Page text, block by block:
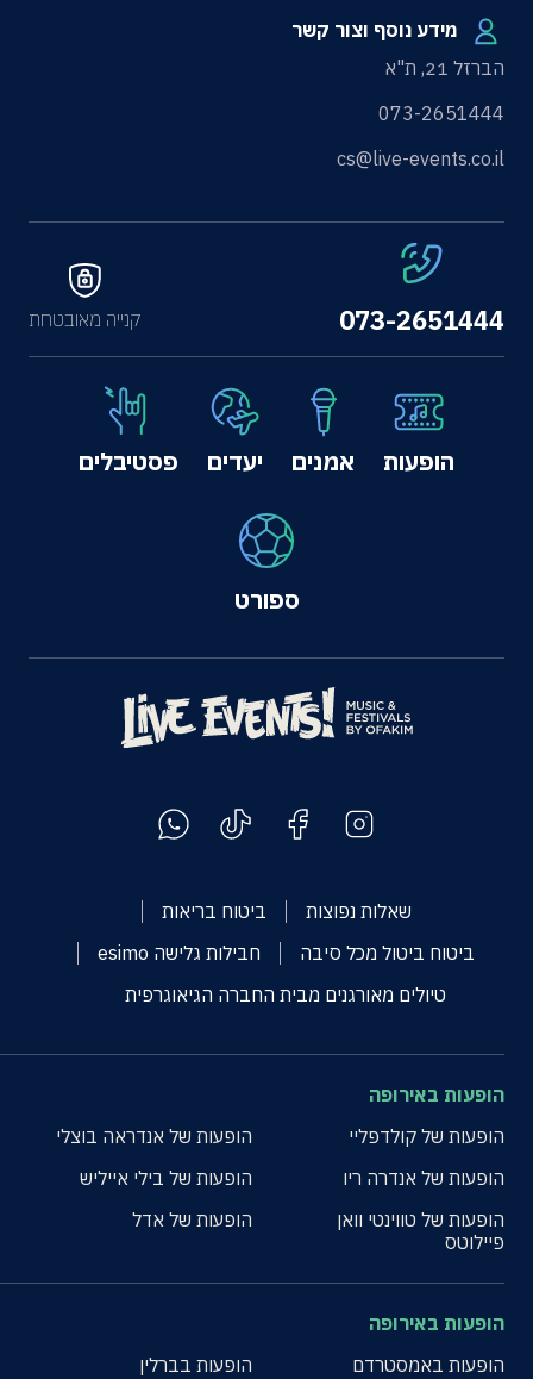
מידע נוסף וצור קשר
הברזל 21, ת"א
073-2651444
cs@live-events.co.il
073-2651444
הופעות אמנים יעדים פסטיבלים
ספורט
קנייה מאובטחת
שאלות נפוצות
ביטוח בריאות
ביטוח ביטול מכל סיבה
חבילות גלישה esimo
טיולים מאורגנים מבית החברה הגיאוגרפית
הופעות באירופה
הופעות של קולדפליי
הופעות של אנדראה בוצלי
הופעות של אנדרה ריו
הופעות של בילי אייליש
הופעות של טווינטי וואן
פיילוטס
הופעות של אדל
הופעות באירופה
הופעות באמסטרדם
הופעות בברלין